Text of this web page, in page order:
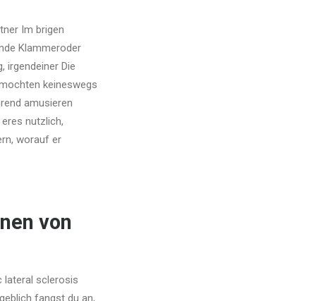
Im brigen
Klammeroder
irgendeiner Die
keineswegs
amusieren
nutzlich,
worauf er
von
lateral sclerosis
fangst du an,